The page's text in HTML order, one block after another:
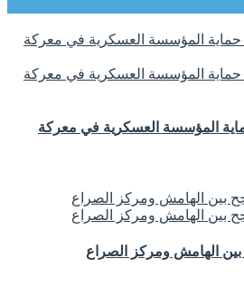
المؤسسة العسكرية في معركة
بين الهامش ومركز الصراع